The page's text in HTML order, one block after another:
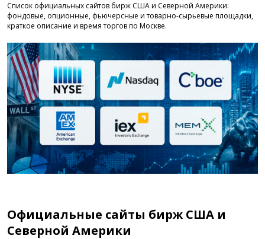
Список официальных сайтов бирж США и Северной Америки:
фондовые, опционные, фьючерсные и товарно-сырьевые площадки,
краткое описание и время торгов по Москве.
Официальные сайты бирж США и
Северной Америки